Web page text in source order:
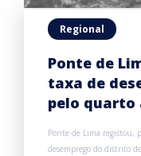
Regional
Ponte de
taxa de
pelo quarto
Ponte de Lima registou,
desemprego do distrito